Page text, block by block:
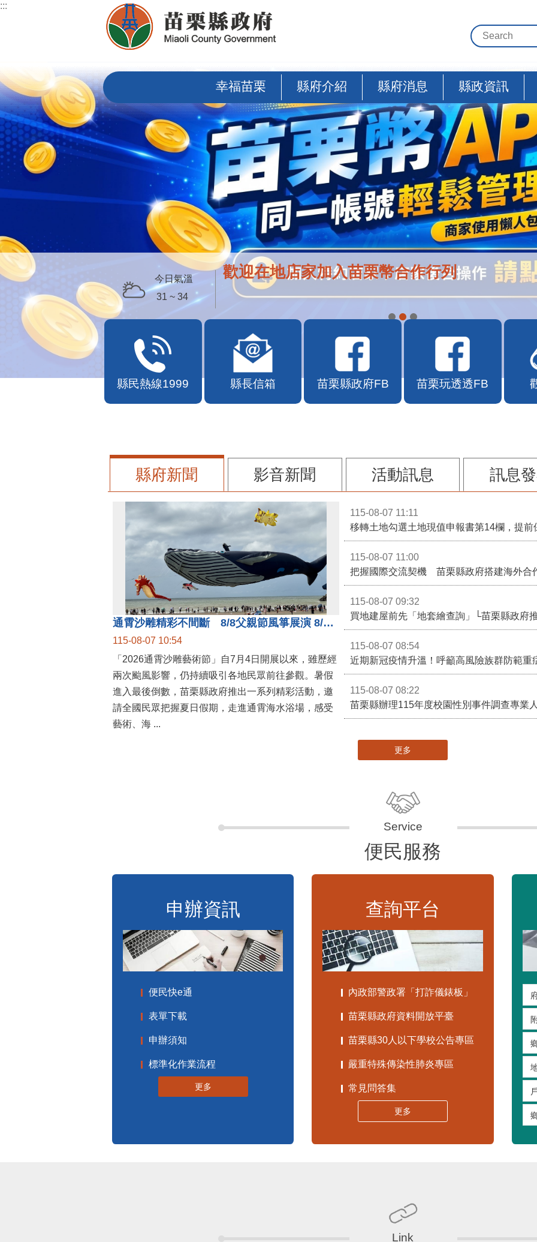
跳到主要內容區塊
:::
幸福苗栗 縣府介紹 縣府消息 縣政資訊
歡迎在地店家加入苗栗幣合作行列
今日氣溫
31 ~ 34
縣民熱線1999 縣長信箱 苗栗縣政府FB 苗栗玩透透FB
縣府新聞 影音新聞 活動訊息 訊息
通霄沙雕精彩不間斷 8/8父親節風箏展演 8/16情人節66對浪漫挑戰送好禮
115-08-07 10:54
「2026通霄沙雕藝術節」自7月4日開展以來，雖歷經
兩次颱風影響，仍持續吸引各地民眾前往參觀。暑假
進入最後倒數，苗栗縣政府推出一系列精彩活動，邀
請全國民眾把握夏日假期，走進通霄海水浴場，感受
藝術、海 ...
115-08-07 11:11
移轉土地勾選土地現值申報書第14欄，提前
115-08-07 11:00
115-08-07 09:32
買地建屋前先「地套繪查詢」└苗栗縣政府
115-08-07 08:54
近期新冠疫情升溫！呼籲高風險族群防範重
115-08-07 08:22
更多
便民服務
申辦資訊
便民快e通
表單下載
申辦須知
標準化作業流程
更多
查詢平台
內政部警政署「打詐儀錶板」
苗栗縣政府資料開放平臺
苗栗縣30人以下學校公告專區
嚴重特殊傳染性肺炎專區
常見問答集
更多